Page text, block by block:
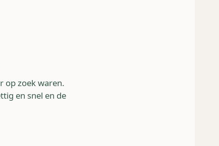
op zoek waren.
en snel en de